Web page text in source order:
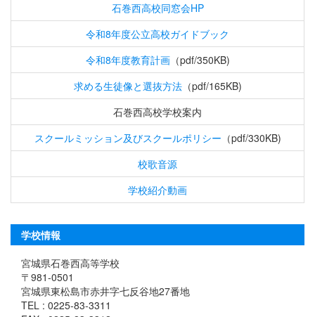
石巻西高校同窓会HP
令和8年度公立高校ガイドブック
令和8年度教育計画（pdf/350KB)
求める生徒像と選抜方法（pdf/165KB)
石巻西高校学校案内
スクールミッション及びスクールポリシー （pdf/330KB)
校歌音源
学校紹介動画
学校情報
宮城県石巻西高等学校
〒981-0501
宮城県東松島市赤井字七反谷地27番地
TEL : 0225-83-3311